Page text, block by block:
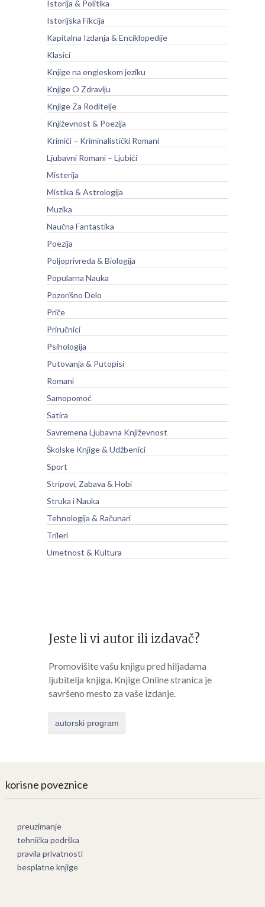
Istorija & Politika
Istorijska Fikcija
Kapitalna Izdanja & Enciklopedije
Klasici
Knjige na engleskom jeziku
Knjige O Zdravlju
Knjige Za Roditelje
Književnost & Poezija
Krimići – Kriminalistički Romani
Ljubavni Romani – Ljubići
Misterija
Mistika & Astrologija
Muzika
Naučna Fantastika
Poezija
Poljoprivreda & Biologija
Popularna Nauka
Pozorišno Delo
Priče
Priručnici
Psihologija
Putovanja & Putopisi
Romani
Samopomoć
Satira
Savremena Ljubavna Književnost
Školske Knjige & Udžbenici
Sport
Stripovi, Zabava & Hobi
Struka i Nauka
Tehnologija & Računari
Trileri
Umetnost & Kultura
Jeste li vi autor ili izdavač?
Promovišite vašu knjigu pred hiljadama
ljubitelja knjiga. Knjige Online stranica je
savršeno mesto za vaše izdanje.
autorski program
korisne poveznice
preuzimanje
tehnička podrška
pravila privatnosti
besplatne knjige